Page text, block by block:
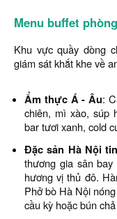
Menu buffet
Khu vực quầy dòng
giám sát khắt khe về
Ẩm thực Á - Âu:
chiên, mì xào, súp
bar tươi xanh, cold
Đặc sản Hà Nội
thương gia sân
hương vị thủ đô.
Phở bò Hà Nội
cầu kỳ hoặc bún